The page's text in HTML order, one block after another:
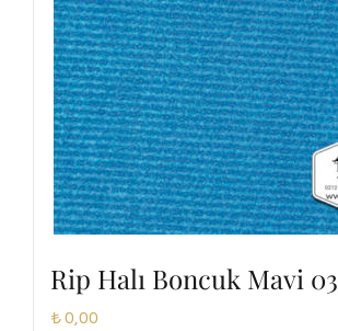
Rip Halı Boncuk Mavi 03
₺0,00